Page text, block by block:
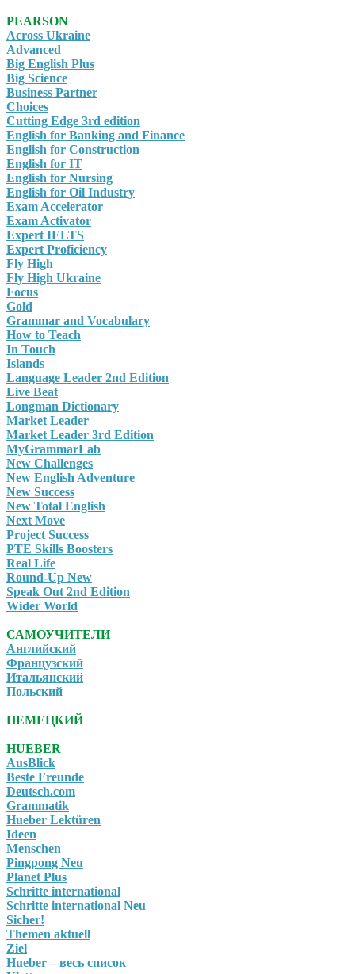
PEARSON
Across Ukraine
Advanced
Big English Plus
Big Science
Business Partner
Choices
Cutting Edge 3rd edition
English for Banking and Finance
English for Construction
English for IT
English for Nursing
English for Oil Industry
Exam Accelerator
Exam Activator
Expert IELTS
Expert Proficiency
Fly High
Fly High Ukraine
Focus
Gold
Grammar and Vocabulary
How to Teach
In Touch
Islands
Language Leader 2nd Edition
Live Beat
Longman Dictionary
Market Leader
Market Leader 3rd Edition
MyGrammarLab
New Challenges
New English Adventure
New Success
New Total English
Next Move
Project Success
PTE Skills Boosters
Real Life
Round-Up New
Speak Out 2nd Edition
Wider World
САМОУЧИТЕЛИ
Английский
Французский
Итальянский
Польский
НЕМЕЦКИЙ
HUEBER
AusBlick
Beste Freunde
Deutsch.com
Grammatik
Hueber Lektüren
Ideen
Menschen
Pingpong Neu
Planet Plus
Schritte international
Schritte international Neu
Sicher!
Themen aktuell
Ziel
Hueber – весь список